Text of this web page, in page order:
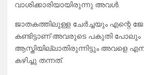
വാശിക്കാരിയായിരുന്നു അവൾ.
ജാതകത്തിലുള്ള ചേർച്ചയും എന്റെ
കണ്ടിട്ടാണ് അവരുടെ പകുതി പോലും
ആസ്തിയില്ലാതിരുന്നിട്ടും അവളെ
കഴിച്ചു തന്നത്.